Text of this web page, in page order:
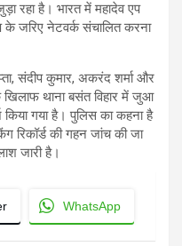
रहा है। भारत में महादेव एप
के जरिए नेटवर्क संचालित करना
संदीप कुमार, अकरंद शर्मा और
खिलाफ थाना बसंत विहार में जुआ
गया है। पुलिस का कहना है
रिकॉर्ड की गहन जांच की जा
जारी है।
WhatsApp